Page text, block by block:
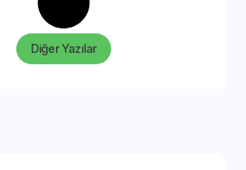
Diğer Yazılar